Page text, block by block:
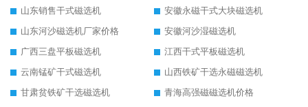
山东销售干式磁选机
安徽永磁干式大块磁选机
山东河沙磁选机厂家价格
安徽河沙湿磁选机
广西三盘平板磁选机
江西干式平板磁选机
云南锰矿干式磁选机
山西铁矿干选永磁磁选机
甘肃贫铁矿干选磁选机
青海高强磁磁选机价格